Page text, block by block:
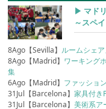
▶︎ マド
～スペ
8Ago【Sevilla】 ルームシェ
8Ago【Madrid】 ワーキング
集
6Ago【Madrid】 ファッショ
31Jul【Barcelona】家具付き
31Jul【Barcelona】美術系ア